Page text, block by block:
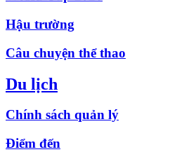
Hậu trường
Câu chuyện thể thao
Du lịch
Chính sách quản lý
Điểm đến